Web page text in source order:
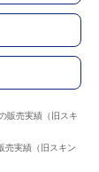
販売実績（旧スキ
売実績（旧スキン